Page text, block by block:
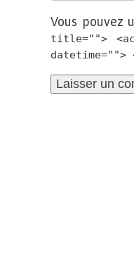
Vous pouvez
title="">
datetime="">